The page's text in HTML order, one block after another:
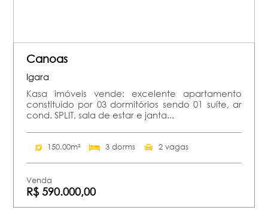
Canoas
Igara
Kasa imóveis vende: excelente apartamento
constituído por 03 dormitórios sendo 01 suíte, ar
cond. SPLIT, sala de estar e janta...
150.00m² 3 dorms 2 vagas
Venda
R$ 590.000,00